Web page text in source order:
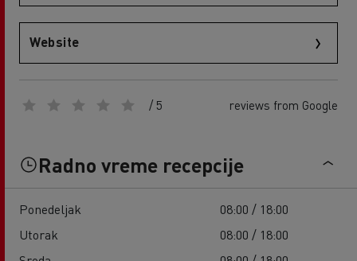
Website
/ 5 reviews from Google
Radno vreme recepcije
Ponedeljak
08:00 / 18:00
Utorak
08:00 / 18:00